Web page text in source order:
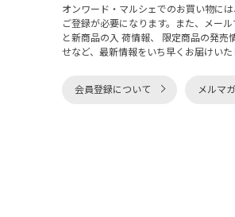
オンワード・マルシェでのお買い物に
ご登録が必要になります。また、メー
と新商品の入 荷情報、 限定商品の発売
せなど、最新情報をいち早くお届けいた
会員登録について メルマ